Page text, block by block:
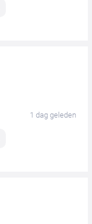
1 dag geleden